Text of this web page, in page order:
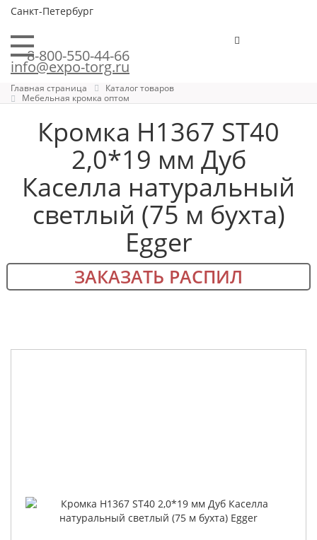
Санкт-Петербург
8-800-550-44-66
info@expo-torg.ru
Главная страница
Каталог товаров
Мебельная кромка оптом
Кромка H1367 ST40
2,0*19 мм Дуб
Каселла натуральный
светлый (75 м бухта)
Egger
ЗАКАЗАТЬ РАСПИЛ